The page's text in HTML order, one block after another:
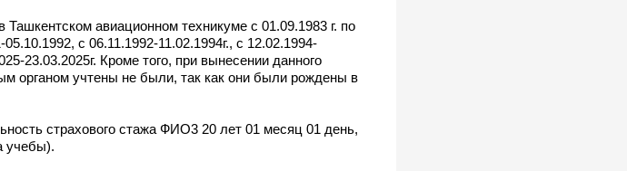
авиационном техникуме с 01.09.1983 г. по
с 06.11.1992-11.02.1994г., с 12.02.1994-
23.03.2025г. Кроме того, при вынесении данного
органом учтены не были, так как они были рождены в
страхового стажа ФИО3 20 лет 01 месяц 01 день,
учебы).